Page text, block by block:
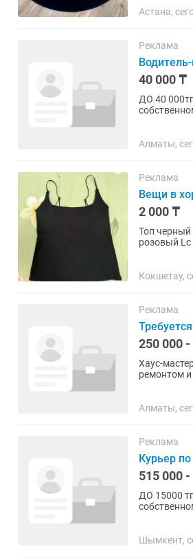
Астана,
Реклама
40 000 ₸
ДО 40
собственном
Алматы,
Реклама
Вещи в
2 000 ₸
Топ черный
розовый Lc
Кокшетау,
Реклама
250 000
Хаус-
ремонтом
Алматы,
Реклама
Курьер
515 000
ДО 15000
Шымкент,